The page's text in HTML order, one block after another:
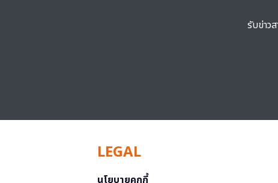
รับข่าว
LEGAL
นโยบายคุกกี้